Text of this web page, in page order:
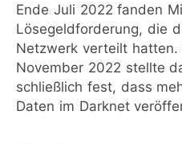
Ende Juli 2022 fanden
Lösegeldforderung, die
Netzwerk verteilt
November 2022 stellte
schließlich fest, dass
Daten im Darknet